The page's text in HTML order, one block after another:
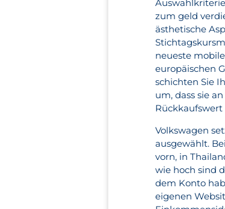
zum geld
ästhetische
neueste
europäischen
schichten Sie
um, dass sie
Volkswagen
ausgewählt.
vorn, in
wie hoch sind
dem Konto
eigenen